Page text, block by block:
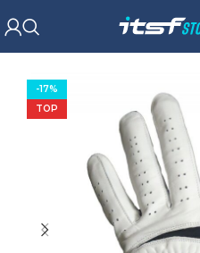
-17%
TOP